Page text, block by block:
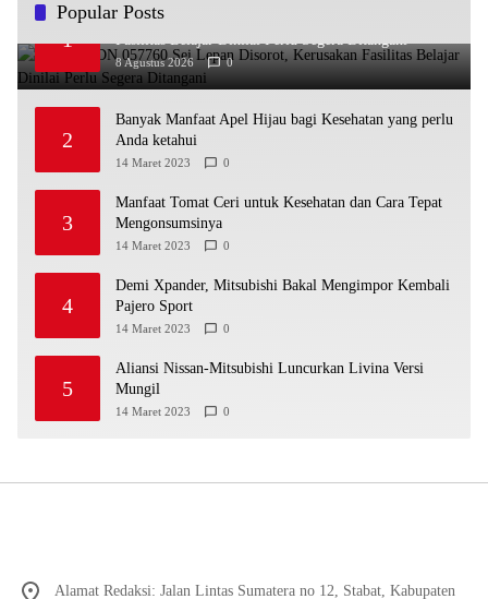
Popular Posts
1
Kondisi SDN 057760 Sei Lepan Disorot, Kerusakan
Fasilitas Belajar Dinilai Perlu Segera Ditangani
8 Agustus 2026 0
2
Banyak Manfaat Apel Hijau bagi Kesehatan yang perlu
Anda ketahui
14 Maret 2023 0
3
Manfaat Tomat Ceri untuk Kesehatan dan Cara Tepat
Mengonsumsinya
14 Maret 2023 0
4
Demi Xpander, Mitsubishi Bakal Mengimpor Kembali
Pajero Sport
14 Maret 2023 0
5
Aliansi Nissan-Mitsubishi Luncurkan Livina Versi
Mungil
14 Maret 2023 0
Alamat Redaksi: Jalan Lintas Sumatera no 12, Stabat, Kabupaten